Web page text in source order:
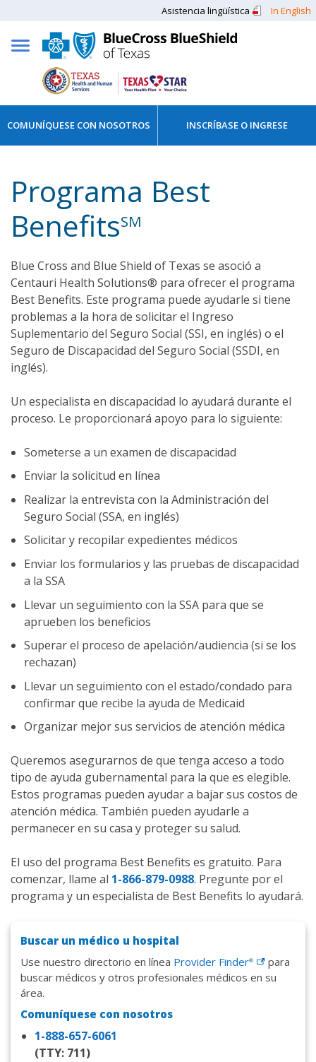
Asistencia lingüística In English
COMUNÍQUESE CON NOSOTROS INSCRÍBASE O INGRESE
Programa Best
BenefitsSM
Blue Cross and Blue Shield of Texas se asoció a
Centauri Health Solutions® para ofrecer el programa
Best Benefits. Este programa puede ayudarle si tiene
problemas a la hora de solicitar el Ingreso
Suplementario del Seguro Social (SSI, en inglés) o el
Seguro de Discapacidad del Seguro Social (SSDI, en
inglés).
Un especialista en discapacidad lo ayudará durante el
proceso. Le proporcionará apoyo para lo siguiente:
Someterse a un examen de discapacidad
Enviar la solicitud en línea
Realizar la entrevista con la Administración del
Seguro Social (SSA, en inglés)
Solicitar y recopilar expedientes médicos
Enviar los formularios y las pruebas de discapacidad
a la SSA
Llevar un seguimiento con la SSA para que se
aprueben los beneficios
Superar el proceso de apelación/audiencia (si se los
rechazan)
Llevar un seguimiento con el estado/condado para
confirmar que recibe la ayuda de Medicaid
Organizar mejor sus servicios de atención médica
Queremos asegurarnos de que tenga acceso a todo
tipo de ayuda gubernamental para la que es elegible.
Estos programas pueden ayudar a bajar sus costos de
atención médica. También pueden ayudarle a
permanecer en su casa y proteger su salud.
El uso del programa Best Benefits es gratuito. Para
comenzar, llame al 1-866-879-0988. Pregunte por el
programa y un especialista de Best Benefits lo ayudará.
Buscar un médico u hospital
Use nuestro directorio en línea Provider Finder®
para
buscar médicos y otros profesionales médicos en su
área.
Comuníquese con nosotros
1-888-657-6061
(TTY: 711)